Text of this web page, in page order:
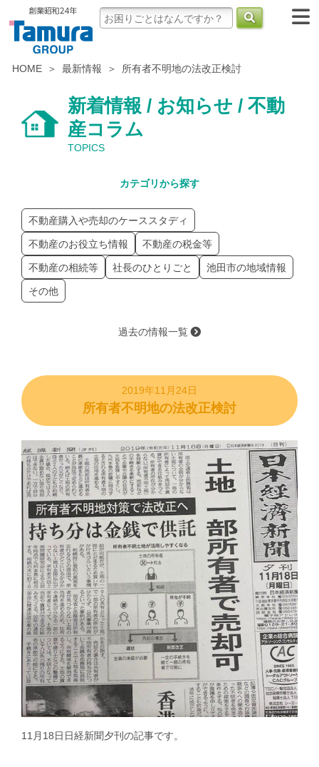
HOME 最新情報 所有者不明地の法改正検討
新着情報 / お知らせ / 不動
産コラム
TOPICS
カテゴリから探す
不動産購入や売却のケーススタディ
不動産のお役立ち情報 不動産の税金等
不動産の相続等 社長のひとりごと 池田市の地域情報
その他
過去の情報一覧
2019年11月24日
所有者不明地の法改正検討
11月18日日経新聞夕刊の記事です。